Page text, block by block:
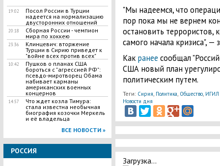
19:02
Посол России в Турции
надеется на нормализацию
двусторонних отношений
20:18
Сборная России - чемпион
мира по хоккею
23:36
Клинцевич: вторжение
Турции в Сирию приведет к
"войне всех против всех"
10:42
Пушков о планах США
бороться с "агрессией РФ":
псевдо-миротворец Обама
набивает карманы
американских военных
концернов
14:57
Что ждет козла Тимура:
стала известна необычная
биография козочки Меркель
и её владельца
ВСЕ НОВОСТИ »
РОССИЯ
"Мы надеемся, что
пор пока мы не вернем
остановить террористов,
самого начала кризиса", —
Как ранее сообщал
США новый план
политическим путем.
Теги: Сирия Политика Общество,
Новости дня
Загрузка...